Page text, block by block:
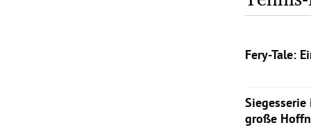
Fery-Tale:
Flavio
Zverev.
große